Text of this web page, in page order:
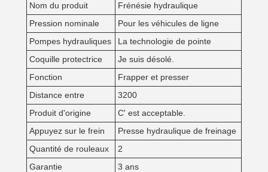
Nom du produit
Frénésie hydraulique
Pression nominale
Pour les véhicules de ligne
Pompes hydrauliques
La technologie de pointe
Coquille protectrice
Je suis désolé.
Fonction
Frapper et presser
Distance entre
3200
Produit d'origine
C' est acceptable.
Appuyez sur le frein
Presse hydraulique de freinage
Quantité de rouleaux
2
Garantie
3 ans